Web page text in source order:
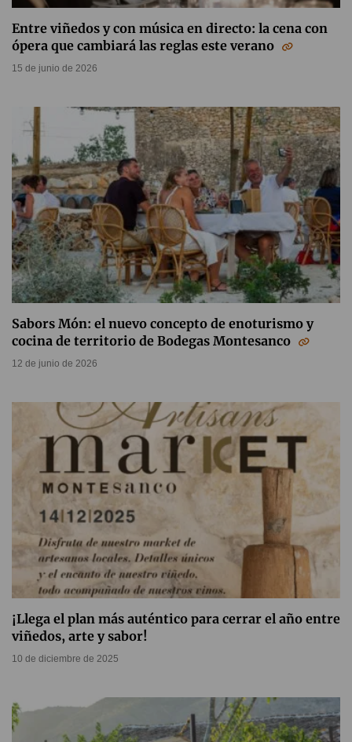
Entre viñedos y con música en directo: la cena con
ópera que cambiará las reglas este verano
15 de junio de 2026
Sabors Món: el nuevo concepto de enoturismo y
cocina de territorio de Bodegas Montesanco
12 de junio de 2026
¡Llega el plan más auténtico para cerrar el año entre
viñedos, arte y sabor!
10 de diciembre de 2025